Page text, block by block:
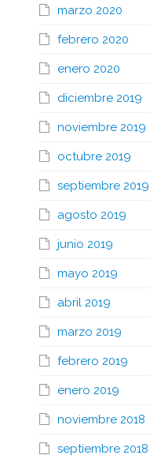
marzo 2020
febrero 2020
enero 2020
diciembre 2019
noviembre 2019
octubre 2019
septiembre 2019
agosto 2019
junio 2019
mayo 2019
abril 2019
marzo 2019
febrero 2019
enero 2019
noviembre 2018
septiembre 2018